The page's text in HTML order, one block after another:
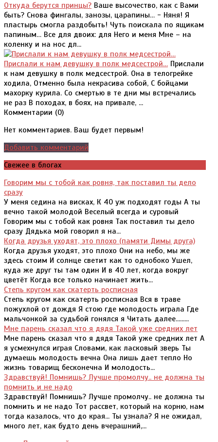
Откуда берутся принцы? Ваше высочество, как с Вами
быть? Снова фингалы, занозы, царапины… - Няня! Я
пластырь смогла раздобыть! Чуть поискала по ящикам
папиным… Все для двоих: для Него и меня Мне – на
коленку и на нос дл...
Прислали к нам девушку в полк медсестрой… Прислали
к нам девушку в полк медсестрой. Она в телогрейке
ходила, Отменно была некрасива собой, С бойцами
махорку курила. Со смертью в те дни мы встречались
не раз В походах, в боях, на привале, ...
Комментарии (0)
Нет комментариев. Ваш будет первым!
Добавить комментарий
Свежее в блогах
Говорим мы с тобой как ровня, так поставил ты дело
сразу
У меня седина на висках, К 40 уж подходят годы А ты
вечно такой молодой Веселый всегда и суровый
Говорим мы с тобой как ровня Так поставил ты дело
сразу Дядька мой говорил я на...
Когда друзья уходят, это плохо (памяти Димы друга)
Когда друзья уходят, это плохо Они на небо, мы же
здесь стоим И солнце светит как то однобоко Ушел,
куда же друг ты там один И в 40 лет, когда вокруг
цветёт Когда все только начинает жить...
Степь кругом как скатерть росписная
Степь кругом как скатерть росписная Вся в траве
пожухлой от дождя Я стою где молодость играла Где
мальчонкой за судьбой гонялся я Читать далее.........
Мне парень сказал что я дядя Такой уже средних лет
Мне парень сказал что я дядя Такой уже средних лет А
я усмехнулся играя Словами, как ласковый зверь Ты
думаешь молодость вечна Она лишь дает тепло Но
жизнь товарищ бесконечна И молодость...
Здравствуй! Помнишь? Лучше промолчу.. не должна ты
помнить и не надо
Здравствуй! Помнишь? Лучше промолчу.. не должна ты
помнить и не надо Тот рассвет, который на корню, нам
тогда казалось, что до края... Ты узнала? Я не ожидал,
много лет, как будто день вчерашний,...